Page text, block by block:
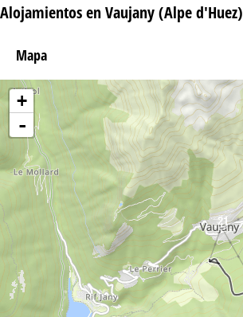
Alojamientos en Vaujany (Alpe d'Huez)
Mapa
21
+
-